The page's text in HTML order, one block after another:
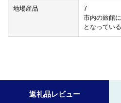
地場産品
7
市内の旅館
となってい
返礼品レビュー